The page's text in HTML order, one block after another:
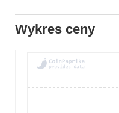
Wykres ceny